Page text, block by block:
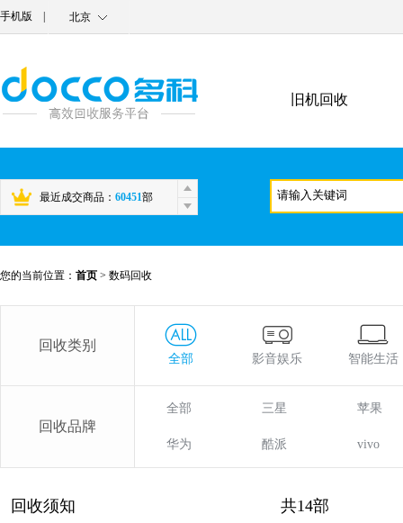
手机版 北京
旧机回收
最近成交商品： 60451部
您的当前位置： 首页 > 数码回收
回收类别
全部 影音娱乐 智能生活
回收品牌
全部 三星 苹果
华为 酷派 vivo
回收须知 共14部